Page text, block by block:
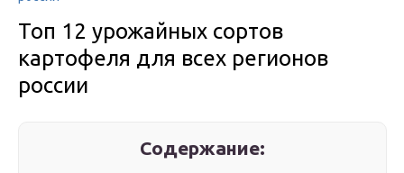
Топ 12 урожайных сортов
картофеля для всех регионов
россии
Содержание: